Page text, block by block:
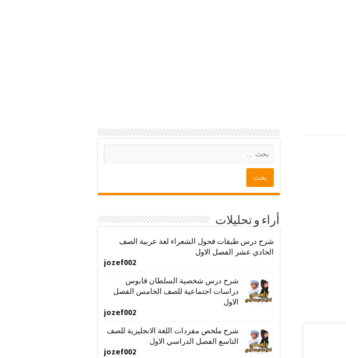
أراء و تحليلات
شرح درس طبقات فحول الشعراء لغة عربية الصف
الحادي عشر الفصل الاول
jozef002
شرح درس شخصية السلطان قابوس
دراسات اجتماعية للصف الخامس الفصل
الاول
jozef002
شرح ملخص مفردات اللغة الانجليزية للصف
التاسع الفصل الدراسي الاول
jozef002